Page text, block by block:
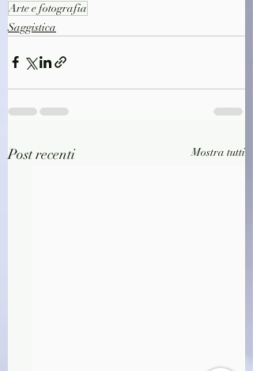
Arte e fotografia
Saggistica
Post recenti Mostra tutti